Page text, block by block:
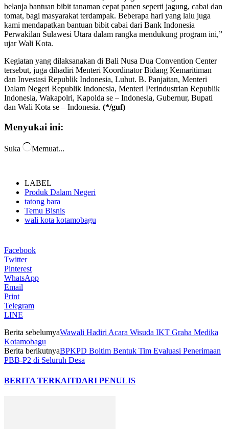
belanja bantuan bibit tanaman cepat panen seperti jagung, cabai dan
tomat, bagi masyarakat terdampak. Beberapa hari yang lalu juga
kami mendapatkan bantuan bibit cabai dari Bank Indonesia
Perwakilan Sulawesi Utara dalam rangka mendukung program ini,”
ujar Wali Kota.
Kegiatan yang dilaksanakan di Bali Nusa Dua Convention Center
tersebut, juga dihadiri Menteri Koordinator Bidang Kemaritiman
dan Investasi Republik Indonesia, Luhut. B. Panjaitan, Menteri
Dalam Negeri Republik Indonesia, Menteri Perindustrian Republik
Indonesia, Wakapolri, Kapolda se – Indonesia, Gubernur, Bupati
dan Wali Kota se – Indonesia. (*/guf)
Menyukai ini:
Suka Memuat...
LABEL
Produk Dalam Negeri
tatong bara
Temu Bisnis
wali kota kotamobagu
Facebook
Twitter
Pinterest
WhatsApp
Email
Print
Telegram
LINE
Berita sebelumyaWawali Hadiri Acara Wisuda IKT Graha Medika
Kotamobagu
Berita berikutnyaBPKPD Boltim Bentuk Tim Evaluasi Penerimaan
PBB-P2 di Seluruh Desa
BERITA TERKAITDARI PENULIS